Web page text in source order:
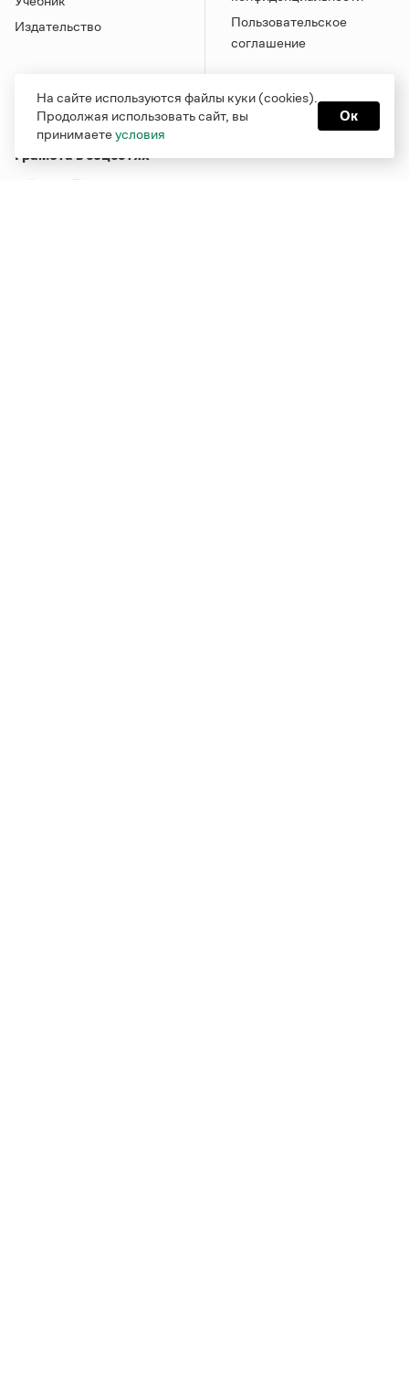
Издательство
Пользовательское
соглашение
Грамота в соцсетях
На сайте используются файлы куки (cookies).
Продолжая использовать сайт, вы
принимаетеусловия
Ок